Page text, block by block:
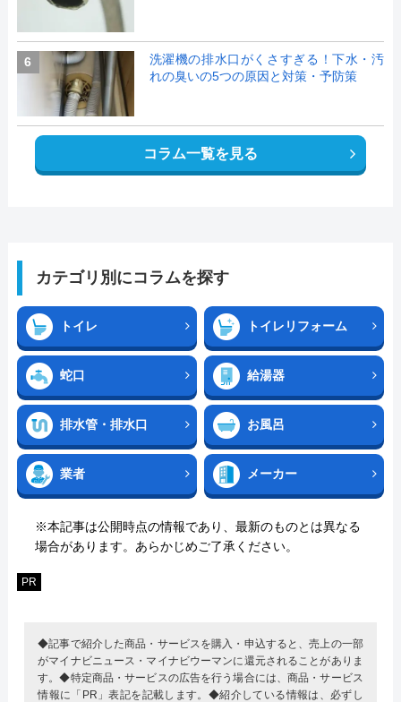
6
洗濯機の排水口がくさすぎる！下水・汚
れの臭いの5つの原因と対策・予防策
コラム一覧を見る
カテゴリ別にコラムを探す
トイレ トイレリフォーム
蛇口 給湯器
排水管・排水口 お風呂
業者 メーカー
※本記事は公開時点の情報であり、最新のものとは異なる
場合があります。あらかじめご了承ください。
PR
◆記事で紹介した商品・サービスを購入・申込すると、売上の一部
がマイナビニュース・マイナビウーマンに還元されることがありま
す。◆特定商品・サービスの広告を行う場合には、商品・サービス
情報に「PR」表記を記載します。◆紹介している情報は、必ずし